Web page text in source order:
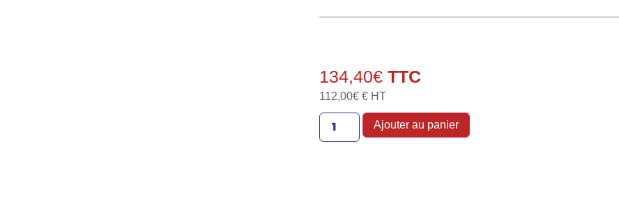
134,40€
112,00€€ HT
Ajouter au panier